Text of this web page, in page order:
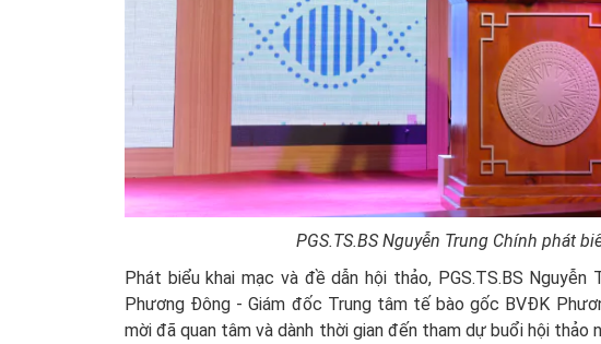
PGS.TS.BS Nguyễn Trung Chính phát
Phát biểu khai mạc và đề dẫn hội thảo, PGS.TS.BS Nguyễn
Phương Đông - Giám đốc Trung tâm tế bào gốc BVĐK
mời đã quan tâm và dành thời gian đến tham dự buổi hội thảo